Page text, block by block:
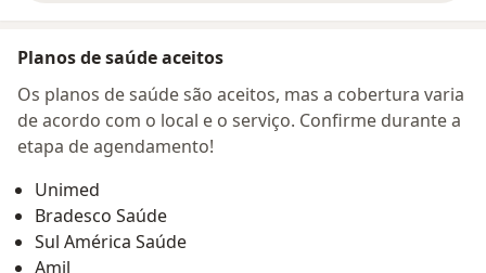
Planos de saúde aceitos
Os planos de saúde são aceitos, mas a cobertura varia
de acordo com o local e o serviço. Confirme durante a
etapa de agendamento!
Unimed
Bradesco Saúde
Sul América Saúde
Amil